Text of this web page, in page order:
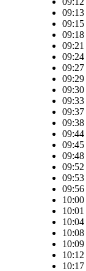
09:13
09:15
09:18
09:21
09:24
09:27
09:29
09:30
09:33
09:37
09:38
09:44
09:45
09:48
09:52
09:53
09:56
10:00
10:01
10:04
10:08
10:09
10:12
10:17